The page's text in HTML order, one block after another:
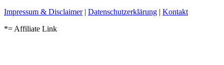
Impressum & Disclaimer| Datenschutzerklärung | Kontakt
*= Affiliate Link